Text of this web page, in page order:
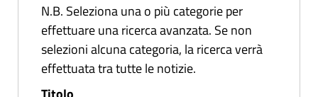
N.B. Seleziona una o più categorie per
effettuare una ricerca avanzata. Se non
selezioni alcuna categoria, la ricerca verrà
effettuata tra tutte le notizie.